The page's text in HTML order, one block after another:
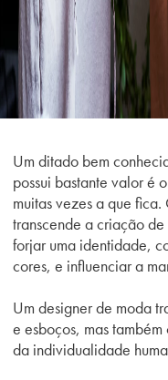
Um ditado bem
possui bastante valor é
muitas vezes a que
transcende a criação
forjar uma identidade,
cores, e influenciar a
Um designer de moda
e esboços, mas
da individualidade